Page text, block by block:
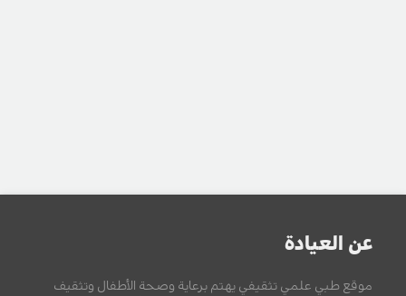
عن العيادة
موقع طبي علمي تثقيفي يهتم برعاية وصحة الأطفال وتثقيف